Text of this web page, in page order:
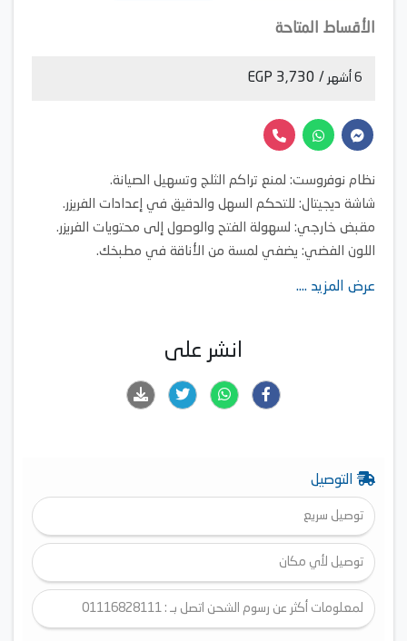
الأقساط المتاحة
6 أشهر / 3,730 EGP
نظام نوفروست: لمنع تراكم الثلج وتسهيل الصيانة.
شاشة ديجيتال: للتحكم السهل والدقيق في إعدادات الفريزر.
مقبض خارجي: لسهولة الفتح والوصول إلى محتويات الفريزر.
اللون الفضي: يضفي لمسة من الأناقة في مطبخك.
عرض المزيد ....
انشر على
التوصيل
توصيل سريع
توصيل لأي مكان
لمعلومات أكثر عن رسوم الشحن اتصل بـ : 01116828111